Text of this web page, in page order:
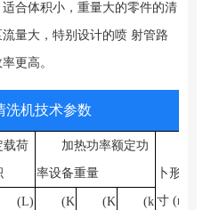
合体积小，重量大的零件的清
量大，特别设计的喷 射管路
更高。
洗机技术参数
载荷 加热功率额定功
率设备重量 卜形尺
寸 (m
(L) (K (K (k